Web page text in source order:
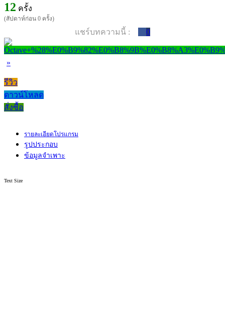
12 ครั้ง
(สัปดาห์ก่อน 0 ครั้ง)
แชร์บทความนี้ : 0
»
รีวิว
ดาวน์โหลด
สั่งซื้อ
รายละเอียดโปรแกรม
รูปประกอบ
ข้อมูลจำเพาะ
Text Size